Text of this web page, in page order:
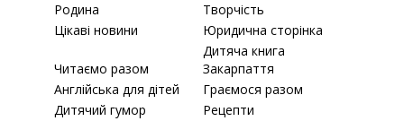
Родина
Творчість
Цікаві новини
Юридична сторінка
Читаємо разом
Дитяча книга
Закарпаття
Англійська для дітей
Граємося разом
Дитячий гумор
Рецепти